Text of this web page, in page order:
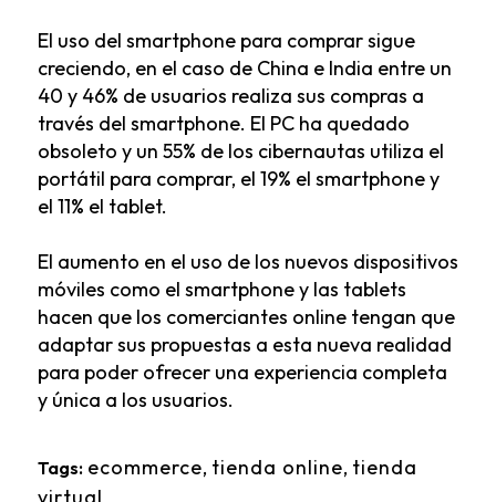
El uso del smartphone para comprar sigue
creciendo, en el caso de China e India entre un
40 y 46% de usuarios realiza sus compras a
través del smartphone. El PC ha quedado
obsoleto y un 55% de los cibernautas utiliza el
portátil para comprar, el 19% el smartphone y
el 11% el tablet.
El aumento en el uso de los nuevos dispositivos
móviles como el smartphone y las tablets
hacen que los comerciantes onlinetengan que
adaptar sus propuestas a esta nueva realidad
para poder ofrecer una experiencia completa
y única a los usuarios.
Tags: ecommerce, tienda online, tienda